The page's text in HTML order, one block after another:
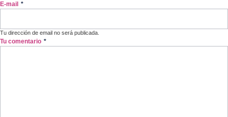
E-mail *
Tu dirección de email no será publicada.
Tu comentario *